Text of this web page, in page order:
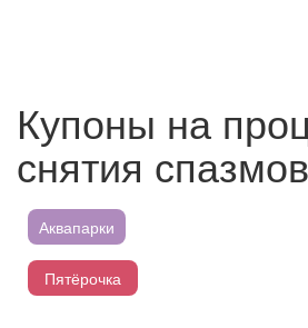
Купоны на
снятия спазмов
Аквапарки
Пятёрочка